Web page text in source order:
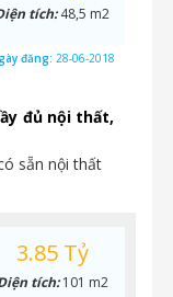
đủ nội thất,
sẵn nội thất
tích:48,5 m2
đăng: 28-06-2018
3.85 Tỷ
tích:101 m2